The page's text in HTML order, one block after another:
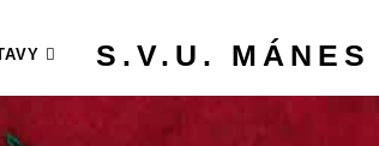
S.V.U. MÁNES